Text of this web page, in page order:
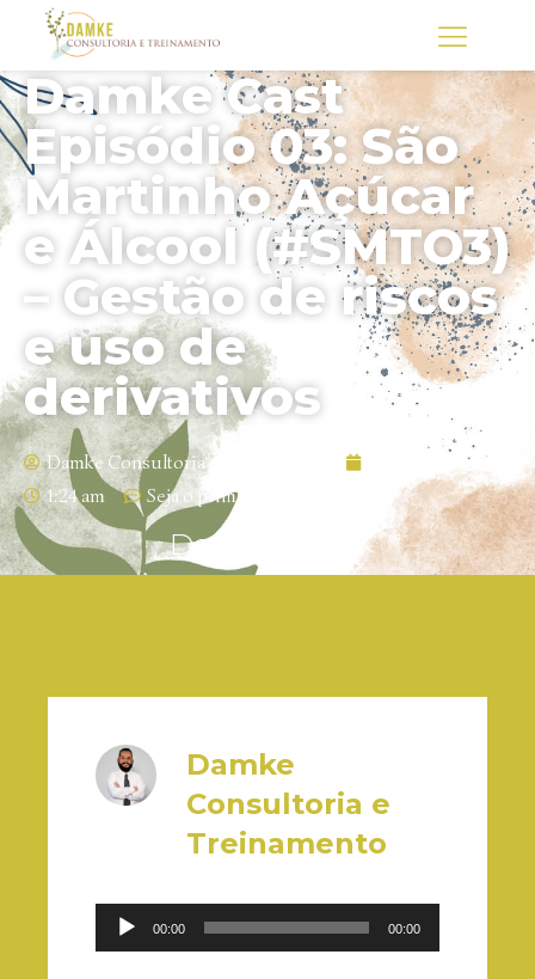
Damke Cast
Episódio 03: São
Martinho Açúcar
e Álcool (#SMTO3)
– Gestão de riscos
e uso de
derivativos
Damke Consultoria e Treinamento
1:24 am
Seja o primeiro a comentar
Damke News
Damke
Consultoria e
Treinamento
Reprodutor
de
00:00 00:00